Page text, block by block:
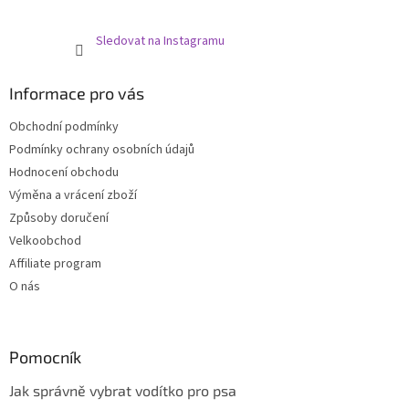
Sledovat na Instagramu
Informace pro vás
Obchodní podmínky
Podmínky ochrany osobních údajů
Hodnocení obchodu
Výměna a vrácení zboží
Způsoby doručení
Velkoobchod
Affiliate program
O nás
Pomocník
Jak správně vybrat vodítko pro psa